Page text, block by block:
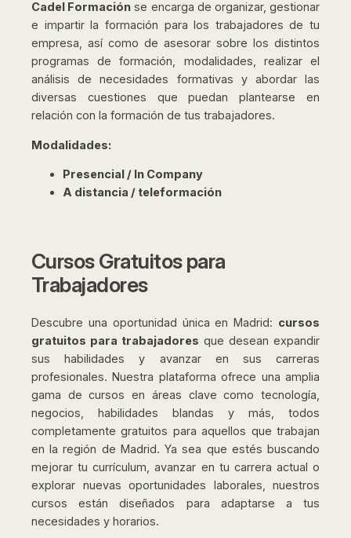
Cadel Formación se encarga de organizar, gestionar
e impartir la formación para los trabajadores de tu
empresa, así como de asesorar sobre los distintos
programas de formación, modalidades, realizar el
análisis de necesidades formativas y abordar las
diversas cuestiones que puedan plantearse en
relación con la formación de tus trabajadores.
Modalidades:
Presencial / In Company
A distancia / teleformación
Cursos Gratuitos para
Trabajadores
Descubre una oportunidad única en Madrid: cursos
gratuitos para trabajadores que desean expandir
sus habilidades y avanzar en sus carreras
profesionales. Nuestra plataforma ofrece una amplia
gama de cursos en áreas clave como tecnología,
negocios, habilidades blandas y más, todos
completamente gratuitos para aquellos que trabajan
en la región de Madrid. Ya sea que estés buscando
mejorar tu currículum, avanzar en tu carrera actual o
explorar nuevas oportunidades laborales, nuestros
cursos están diseñados para adaptarse a tus
necesidades y horarios.